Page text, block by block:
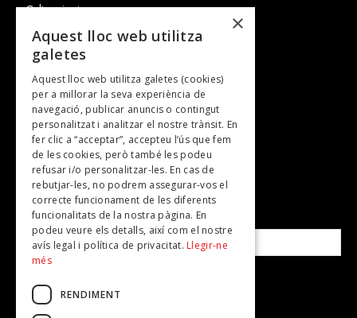
Cultura i art
Entrevistes
Gastronomia
TV
Plans per fer
Revistes
SUBSCRIU-TE A LA NOSTRA NEWSLETTER!
Correu electrònic*
Accepto lapolítica de privacitat
×
Aquest lloc web utilitza
galetes
Aquest lloc web utilitza galetes (cookies)
per a millorar la seva experiència de
navegació, publicar anuncis o contingut
personalitzat i analitzar el nostre trànsit. En
fer clic a “acceptar”, accepteu l’ús que fem
de les cookies, però també les podeu
refusar i/o personalitzar-les. En cas de
rebutjar-les, no podrem assegurar-vos el
correcte funcionament de les diferents
funcionalitats de la nostra pàgina. En
podeu veure els detalls, així com el nostre
avís legal i política de privacitat. Llegir-ne
més
RENDIMENT